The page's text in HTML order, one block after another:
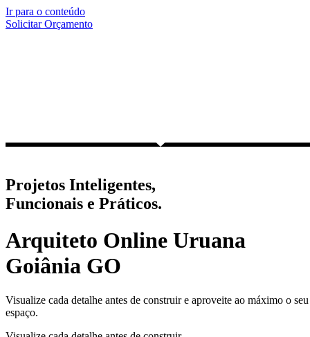
Ir para o conteúdo
Solicitar Orçamento
Projetos Inteligentes,
Funcionais e Práticos.
Arquiteto Online Uruana
Goiânia GO
Visualize cada detalhe antes de construir e aproveite ao máximo o seu
espaço.